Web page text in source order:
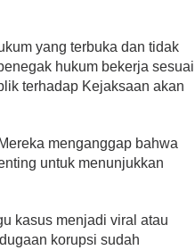
yang terbuka dan tidak
hukum bekerja sesuai
terhadap Kejaksaan akan
menganggap bahwa
untuk menunjukkan
kasus menjadi viral atau
korupsi sudah